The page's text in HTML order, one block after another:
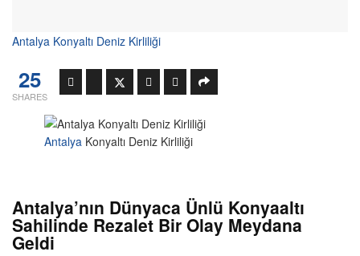
Antalya Konyaltı Deniz Kirliliği
25
SHARES
Antalya Konyaltı Deniz Kirliliği
Antalya’nın Dünyaca Ünlü Konyaaltı
Sahilinde Rezalet Bir Olay Meydana
Geldi